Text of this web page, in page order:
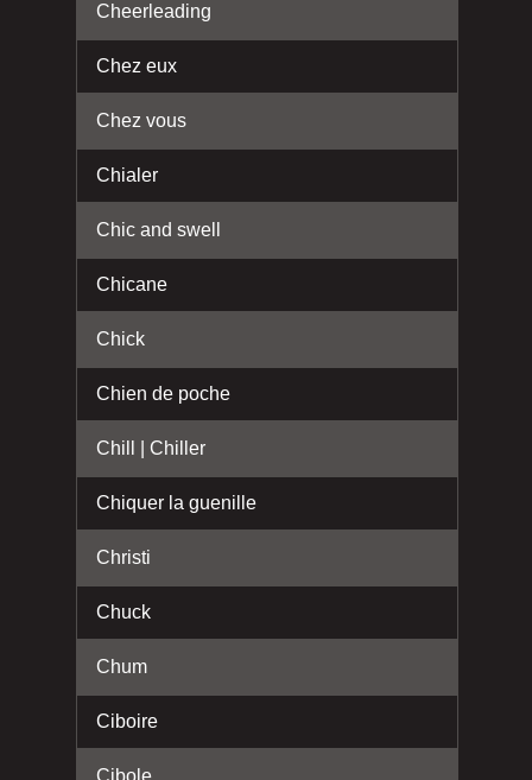
Cheerleading
Chez eux
Chez vous
Chialer
Chic and swell
Chicane
Chick
Chien de poche
Chill | Chiller
Chiquer la guenille
Christi
Chuck
Chum
Ciboire
Cibole